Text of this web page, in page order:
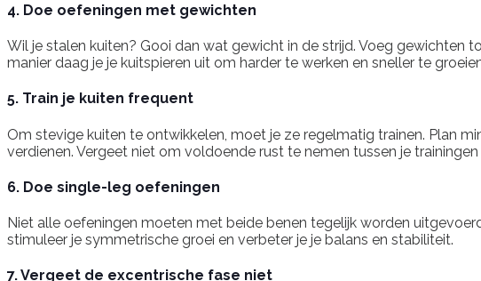
4. Doe oefeningen met gewichten
Wil je stalen kuiten? Gooi dan wat gewicht in de strijd. Voeg gewichten
manier daag je je kuitspieren uit om harder te werken en sneller te
5. Train je kuiten frequent
Om stevige kuiten te ontwikkelen, moet je ze regelmatig trainen. Plan
verdienen. Vergeet niet om voldoende rust te nemen tussen je
6. Doe single-leg oefeningen
Niet alle oefeningen moeten met beide benen tegelijk worden
stimuleer je symmetrische groei en verbeter je je balans en stabiliteit.
7. Vergeet de excentrische fase niet